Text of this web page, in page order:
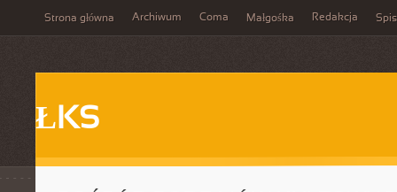
Strona główna Archiwum Coma Małgośka Redakcja
ŁKS